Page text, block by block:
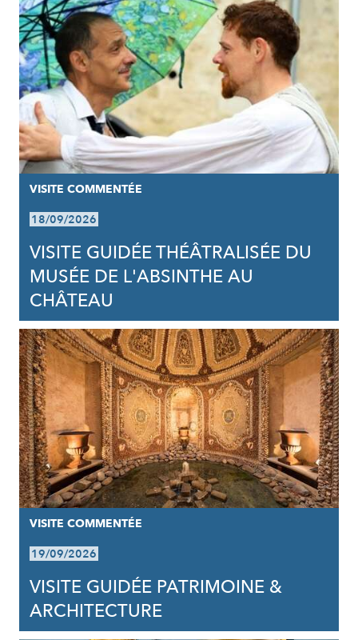
VISITE COMMENTÉE
18/09/2026
VISITE GUIDÉE THÉÂTRALISÉE DU
MUSÉE DE L'ABSINTHE AU
CHÂTEAU
VISITE COMMENTÉE
19/09/2026
VISITE GUIDÉE PATRIMOINE &
ARCHITECTURE